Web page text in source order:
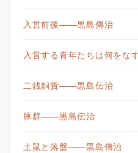
入営前後——黒島傳治
入営する青年たちは何を
二銭銅貨——黒島伝治
豚群——黒島伝治
土鼠と落盤——黒島傳治